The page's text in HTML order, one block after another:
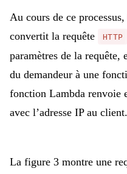
Au cours de ce
convertit la requête
HTTP
paramètres de la requête,
du demandeur à une
fonction Lambda renvoie
avec l’adresse IP au client.
La figure 3 montre une